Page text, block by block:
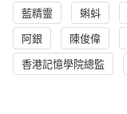
藍精靈 蝌蚪
阿銀 陳俊偉
香港記憶學院總監